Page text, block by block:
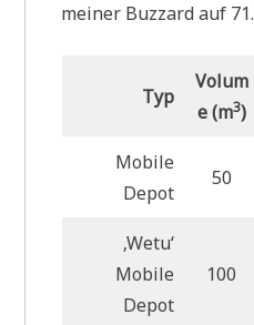
meiner Buzzard auf 71.
Typ
Volum
e (m3)
Mobile
Depot
50
‚Wetu‘
Mobile
Depot
100